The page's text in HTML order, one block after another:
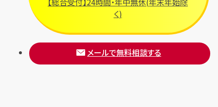
く)
メールで無料相談する